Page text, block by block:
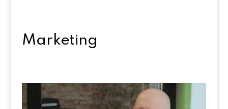
Marketing